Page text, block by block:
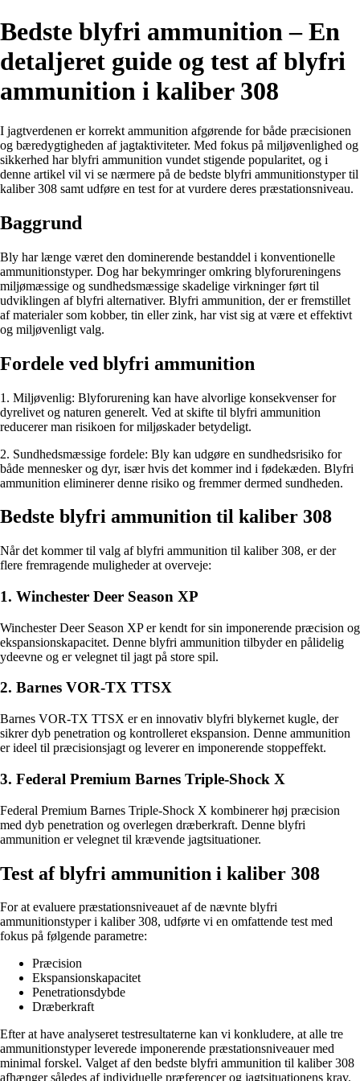
Bedste blyfri ammunition – En
detaljeret guide og test af blyfri
ammunition i kaliber 308
I jagtverdenen er korrekt ammunition afgørende for både præcisionen
og bæredygtigheden af jagtaktiviteter. Med fokus på miljøvenlighed og
sikkerhed har blyfri ammunition vundet stigende popularitet, og i
denne artikel vil vi se nærmere på de bedste blyfri ammunitionstyper til
kaliber 308 samt udføre en test for at vurdere deres præstationsniveau.
Baggrund
Bly har længe været den dominerende bestanddel i konventionelle
ammunitionstyper. Dog har bekymringer omkring blyforureningens
miljømæssige og sundhedsmæssige skadelige virkninger ført til
udviklingen af blyfri alternativer. Blyfri ammunition, der er fremstillet
af materialer som kobber, tin eller zink, har vist sig at være et effektivt
og miljøvenligt valg.
Fordele ved blyfri ammunition
1. Miljøvenlig: Blyforurening kan have alvorlige konsekvenser for
dyrelivet og naturen generelt. Ved at skifte til blyfri ammunition
reducerer man risikoen for miljøskader betydeligt.
2. Sundhedsmæssige fordele: Bly kan udgøre en sundhedsrisiko for
både mennesker og dyr, især hvis det kommer ind i fødekæden. Blyfri
ammunition eliminerer denne risiko og fremmer dermed sundheden.
Bedste blyfri ammunition til kaliber 308
Når det kommer til valg af blyfri ammunition til kaliber 308, er der
flere fremragende muligheder at overveje:
1. Winchester Deer Season XP
Winchester Deer Season XP er kendt for sin imponerende præcision og
ekspansionskapacitet. Denne blyfri ammunition tilbyder en pålidelig
ydeevne og er velegnet til jagt på store spil.
2. Barnes VOR-TX TTSX
Barnes VOR-TX TTSX er en innovativ blyfri blykernet kugle, der
sikrer dyb penetration og kontrolleret ekspansion. Denne ammunition
er ideel til præcisionsjagt og leverer en imponerende stoppeffekt.
3. Federal Premium Barnes Triple-Shock X
Federal Premium Barnes Triple-Shock X kombinerer høj præcision
med dyb penetration og overlegen dræberkraft. Denne blyfri
ammunition er velegnet til krævende jagtsituationer.
Test af blyfri ammunition i kaliber 308
For at evaluere præstationsniveauet af de nævnte blyfri
ammunitionstyper i kaliber 308, udførte vi en omfattende test med
fokus på følgende parametre:
Præcision
Ekspansionskapacitet
Penetrationsdybde
Dræberkraft
Efter at have analyseret testresultaterne kan vi konkludere, at alle tre
ammunitionstyper leverede imponerende præstationsniveauer med
minimal forskel. Valget af den bedste blyfri ammunition til kaliber 308
afhænger således af individuelle præferencer og jagtsituationens krav.